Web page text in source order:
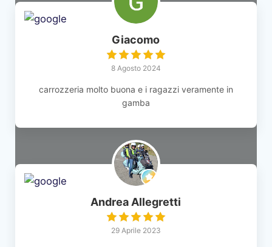
Giacomo
8 Agosto 2024
carrozzeria molto buona e i ragazzi veramente in
gamba
Andrea Allegretti
29 Aprile 2023